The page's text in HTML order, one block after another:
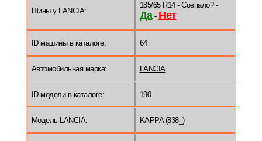
Шины у LANCIA:
185/65 R14 - Совпало? -
Да- Нет
ID машины в каталоге: 64
Автомобильная марка: LANCIA
ID модели в каталоге: 190
Модель LANCIA: KAPPA (838_)